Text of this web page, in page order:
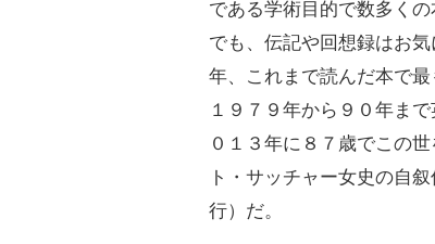
である学術目的で数多く
でも、伝記や回想録はお
年、これまで読んだ本で最
１９７９年から９０年ま
０１３年に８７歳でこの
ト・サッチャー女史の自
行）だ。